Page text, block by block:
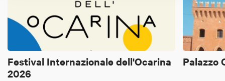
Festival Internazionale dell'Ocarina
2026
Palazzo